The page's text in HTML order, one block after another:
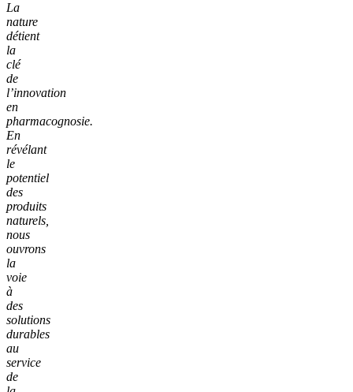
La
nature
détient
la
clé
de
l’innovation
en
pharmacognosie.
En
révélant
le
potentiel
des
produits
naturels,
nous
ouvrons
la
voie
à
des
solutions
durables
au
service
de